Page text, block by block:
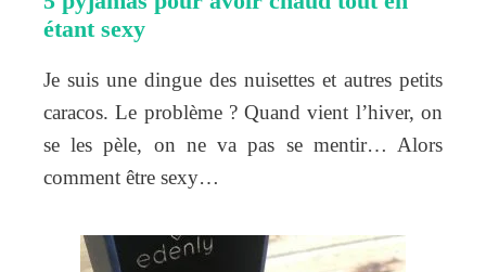
étant sexy
Je suis une dingue des nuisettes et autres petits
caracos. Le problème ? Quand vient l’hiver, on
se les pèle, on ne va pas se mentir… Alors
comment être sexy…